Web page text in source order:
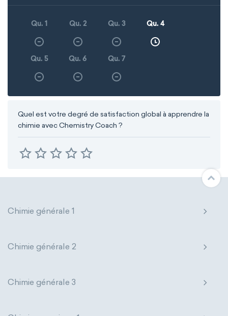
Qu. 1 Qu. 2 Qu. 3 Qu. 4
Qu. 5 Qu. 6 Qu. 7
Quel est votre degré de satisfaction global à apprendre la
chimie avec Chemistry Coach ?
Chimie générale 1
Chimie générale 2
Chimie générale 3